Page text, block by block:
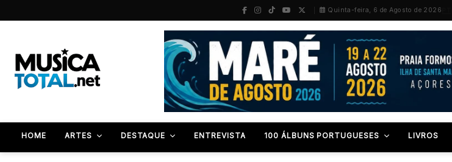
Quinta-feira, 6 de Agosto de 2026
HOME ARTES DESTAQUE ENTREVISTA 100 ÁLBUNS PORTUGUESES LIVROS